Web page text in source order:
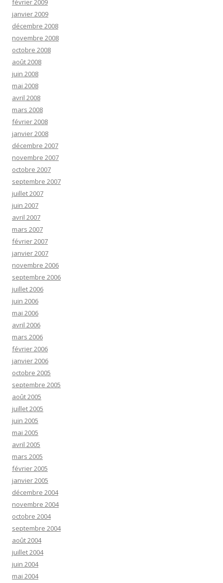
février 2009
janvier 2009
décembre 2008
novembre 2008
octobre 2008
août 2008
juin 2008
mai 2008
avril 2008
mars 2008
février 2008
janvier 2008
décembre 2007
novembre 2007
octobre 2007
septembre 2007
juillet 2007
juin 2007
avril 2007
mars 2007
février 2007
janvier 2007
novembre 2006
septembre 2006
juillet 2006
juin 2006
mai 2006
avril 2006
mars 2006
février 2006
janvier 2006
octobre 2005
septembre 2005
août 2005
juillet 2005
juin 2005
mai 2005
avril 2005
mars 2005
février 2005
janvier 2005
décembre 2004
novembre 2004
octobre 2004
septembre 2004
août 2004
juillet 2004
juin 2004
mai 2004